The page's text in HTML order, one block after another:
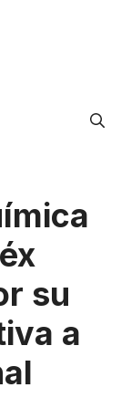
su
a